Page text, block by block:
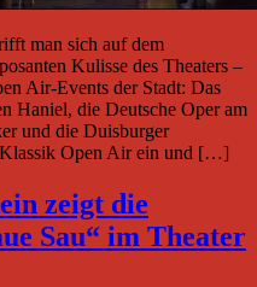
man sich auf dem
Kulisse des Theaters –
Air-Events der Stadt: Das
Haniel, die Deutsche Oper am
und die Duisburger
Open Air ein und […]
zeigt die
Sau“ im Theater